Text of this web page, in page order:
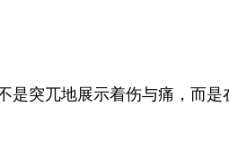
是突兀地展示着伤与痛，而